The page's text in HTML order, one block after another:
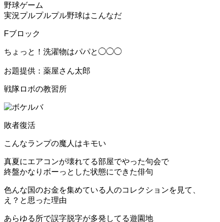
野球ゲーム
実況プルプルプル野球はこんなだ
Fブロック
ちょっと！洗濯物はパパと◯◯◯
お題提供：薬屋さん太郎
戦隊ロボの教習所
敗者復活
こんなランプの魔人はキモい
真夏にエアコンが壊れてる部屋でやった句会で
終盤かなりボーっとした状態にできた俳句
色んな国のお金を集めている人のコレクションを見て、
え？と思った理由
あらゆる所で誤字脱字が多発してる遊園地